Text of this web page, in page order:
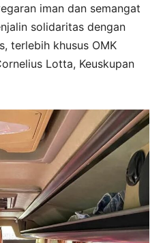
iman dan semangat
solidaritas dengan
terlebih khusus OMK
Lotta, Keuskupan